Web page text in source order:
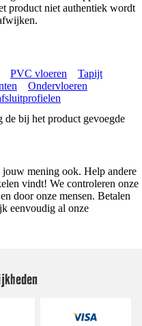
product niet authentiek wordt
bij het product gevoegde
PVC vloeren
Tapijt
Ondervloeren
mening ook. Help andere
vindt! We controleren onze
door onze mensen. Betalen
eenvoudig al onze